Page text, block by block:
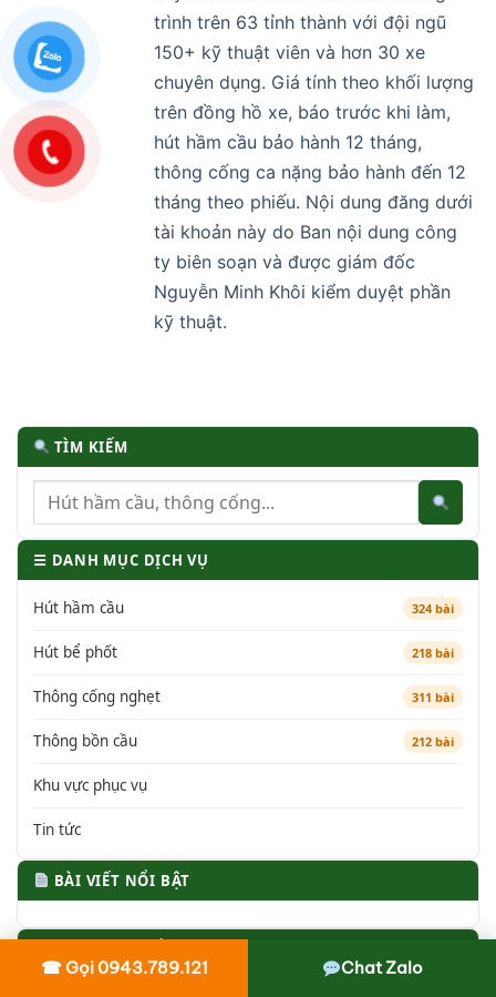
trình trên 63 tỉnh thành với đội ngũ
150+ kỹ thuật viên và hơn 30 xe
chuyên dụng. Giá tính theo khối lượng
trên đồng hồ xe, báo trước khi làm,
hút hầm cầu bảo hành 12 tháng,
thông cống ca nặng bảo hành đến 12
tháng theo phiếu. Nội dung đăng dưới
tài khoản này do Ban nội dung công
ty biên soạn và được giám đốc
Nguyễn Minh Khôi kiểm duyệt phần
kỹ thuật.
TÌM KIẾM
☰ DANH MỤC DỊCH VỤ
Hút hầm cầu 324 bài
Hút bể phốt 218 bài
Thông cống nghẹt 311 bài
Thông bồn cầu 212 bài
Khu vực phục vụ
Tin tức
BÀI VIẾT NỔI BẬT
☎ Gọi 0943.789.121 Chat Zalo